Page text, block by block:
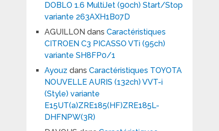
DOBLO 1.6 MultiJet (90ch) Start/Stop
variante 263AXH1B07D
AGUILLON dans Caractéristiques
CITROEN C3 PICASSO VTi (95ch)
variante SH8FP0/1
Ayouz dans Caractéristiques TOYOTA
NOUVELLE AURIS (132ch) VVT-i
(Style) variante
E15UT(a)ZRE185(HF)ZRE185L-
DHFNPW(3R)